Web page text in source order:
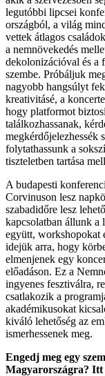
legutóbbi lipcsei
országból, a világ
vettek átlagos
a nemnövekedés
dekolonizációval és a
szembe. Próbáljuk
nagyobb hangsúlyt
kreativitásé, a
hogy platformot
találkozhassanak,
megkérdőjelezhessék
folytathassunk a
tiszteletben tartása
A budapesti
Corvinuson lesz
szabadidőre lesz
kapcsolatban állunk a
együtt, workshopokat
idejük arra, hogy
elmenjenek egy
előadáson. Ez a
ingyenes fesztiválra,
csatlakozik a
akadémikusokat
kiváló lehetőség az
ismerhessenek meg.
Engedj meg egy
Magyarországra? Itt